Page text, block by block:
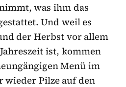
was ihm das
Und weil es
der Herbst vor allem
ist, kommen
Menü im
wieder Pilze auf den